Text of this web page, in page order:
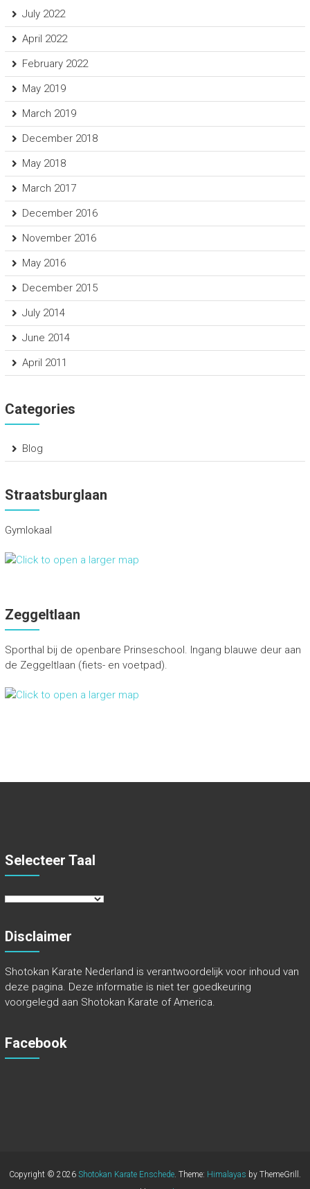
July 2022
April 2022
February 2022
May 2019
March 2019
December 2018
May 2018
March 2017
December 2016
November 2016
May 2016
December 2015
July 2014
June 2014
April 2011
Categories
Blog
Straatsburglaan
Gymlokaal
Zeggeltlaan
Sporthal bij de openbare Prinseschool. Ingang blauwe deur aan
de Zeggeltlaan (fiets- en voetpad).
Selecteer Taal
Disclaimer
Shotokan Karate Nederland is verantwoordelijk voor inhoud van
deze pagina. Deze informatie is niet ter goedkeuring
voorgelegd aan Shotokan Karate of America.
Facebook
Copyright © 2026 Shotokan Karate Enschede. Theme: Himalayas by ThemeGrill.